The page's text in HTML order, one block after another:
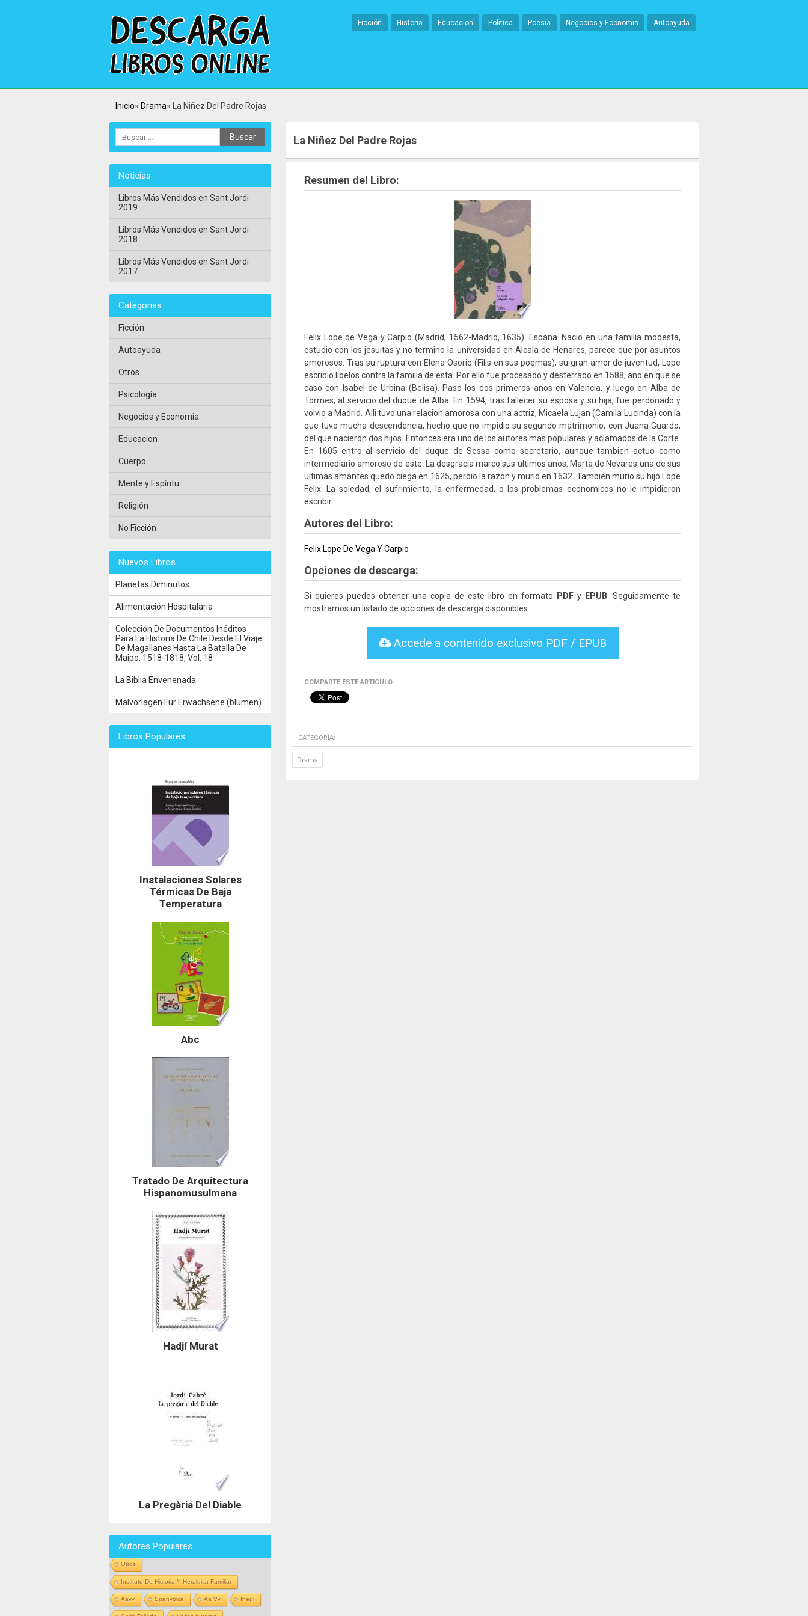
Ficción Historia Educacion Política Poesía Negocios y Economia Autoayuda
Inicio Drama La Niñez Del Padre Rojas
La Niñez Del Padre Rojas
Resumen del Libro:
Felix Lope de Vega y Carpio (Madrid, 1562-Madrid, 1635). Espana. Nacio en una familia modesta,
estudio con los jesuitas y no termino la universidad en Alcala de Henares, parece que por asuntos
amorosos. Tras su ruptura con Elena Osorio (Filis en sus poemas), su gran amor de juventud, Lope
escribio libelos contra la familia de esta. Por ello fue procesado y desterrado en 1588, ano en que se
caso con Isabel de Urbina (Belisa). Paso los dos primeros anos en Valencia, y luego en Alba de
Tormes, al servicio del duque de Alba. En 1594, tras fallecer su esposa y su hija, fue perdonado y
volvio a Madrid. Alli tuvo una relacion amorosa con una actriz, Micaela Lujan (Camila Lucinda) con la
que tuvo mucha descendencia, hecho que no impidio su segundo matrimonio, con Juana Guardo,
del que nacieron dos hijos. Entonces era uno de los autores mas populares y aclamados de la Corte.
En 1605 entro al servicio del duque de Sessa como secretario, aunque tambien actuo como
intermediario amoroso de este. La desgracia marco sus ultimos anos: Marta de Nevares una de sus
ultimas amantes quedo ciega en 1625, perdio la razon y murio en 1632. Tambien murio su hijo Lope
Felix. La soledad, el sufrimiento, la enfermedad, o los problemas economicos no le impidieron
escribir.
Autores del Libro:
Felix Lope De Vega Y Carpio
Opciones de descarga:
Si quieres puedes obtener una copia de este libro en formato PDF y EPUB . Seguidamente te
mostramos un listado de opciones de descarga disponibles:
Accede a contenido exclusivo PDF / EPUB
COMPARTE ESTE ARTICULO:
CATEGORÍA:
Drama
Noticias
Libros Más Vendidos en Sant Jordi
2019
Libros Más Vendidos en Sant Jordi
2018
Libros Más Vendidos en Sant Jordi
2017
Categorias
Ficción
Autoayuda
Otros
Psicología
Negocios y Economia
Educacion
Cuerpo
Mente y Espíritu
Religión
No Ficción
Nuevos Libros
Planetas Diminutos
Alimentación Hospitalaria
Colección De Documentos Inéditos
Para La Historia De Chile Desde El Viaje
De Magallanes Hasta La Batalla De
Maipo, 1518-1818, Vol. 18
La Biblia Envenenada
Malvorlagen Für Erwachsene (blumen)
Libros Populares
Instalaciones Solares
Térmicas De Baja
Temperatura
Abc
Tratado De Arquitectura
Hispanomusulmana
Hadjí Murat
La Pregària Del Diable
Autores Populares
Otros
Instituto De Historia Y Heraldica Familiar
Aavv Spanyolca Aa Vv Inegi